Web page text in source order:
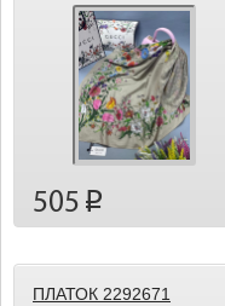
505 p
ПЛАТОК 2292671